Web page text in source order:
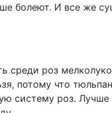
болеют. И все же
среди роз
потому что
систему роз. Лучше